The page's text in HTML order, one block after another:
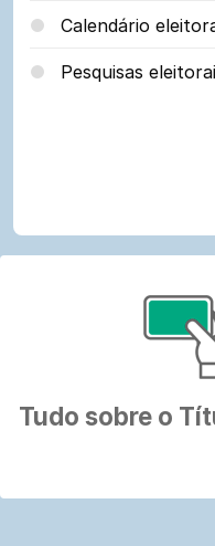
Calendário
Pesquisas
referente
Justiça
Tudo sobre o